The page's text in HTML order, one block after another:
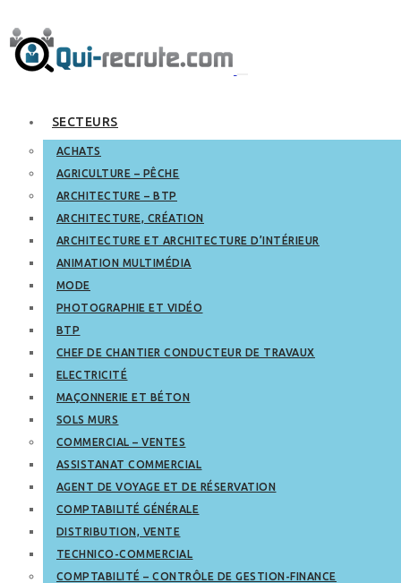
SECTEURS
ACHATS
AGRICULTURE – PÊCHE
ARCHITECTURE – BTP
ARCHITECTURE, CRÉATION
ARCHITECTURE ET ARCHITECTURE D’INTÉRIEUR
ANIMATION MULTIMÉDIA
MODE
PHOTOGRAPHIE ET VIDÉO
BTP
CHEF DE CHANTIER CONDUCTEUR DE TRAVAUX
ELECTRICITÉ
MAÇONNERIE ET BÉTON
SOLS MURS
COMMERCIAL – VENTES
ASSISTANAT COMMERCIAL
AGENT DE VOYAGE ET DE RÉSERVATION
COMPTABILITÉ GÉNÉRALE
DISTRIBUTION, VENTE
TECHNICO-COMMERCIAL
COMPTABILITÉ – CONTRÔLE DE GESTION-FINANCE